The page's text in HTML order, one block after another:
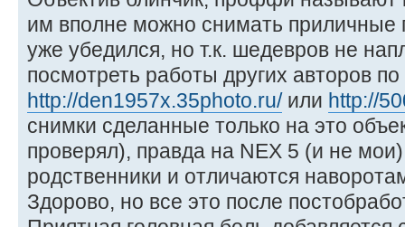
им вполне можно снимать приличные
уже убедился, но т.к. шедевров не
посмотреть работы других авторов
http://den1957x.35photo.ru/или http://
снимки сделанные только на это
проверял), правда на NEX 5 (и не
родственники и отличаются
Здорово, но все это после